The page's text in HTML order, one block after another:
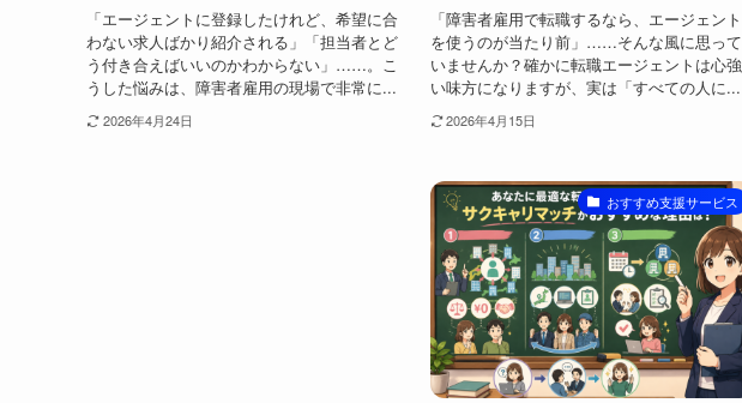
「エージェントに登録したけれど、希望に合
わない求人ばかり紹介される」「担当者とど
う付き合えばいいのかわからない」……。こ
うした悩みは、障害者雇用の現場で非常に...
2026年4月24日
「障害者雇用で転職するなら、エージェント
を使うのが当たり前」……そんな風に思って
いませんか？確かに転職エージェントは心強
い味方になりますが、実は「すべての人に...
2026年4月15日
おすすめ支援サービス